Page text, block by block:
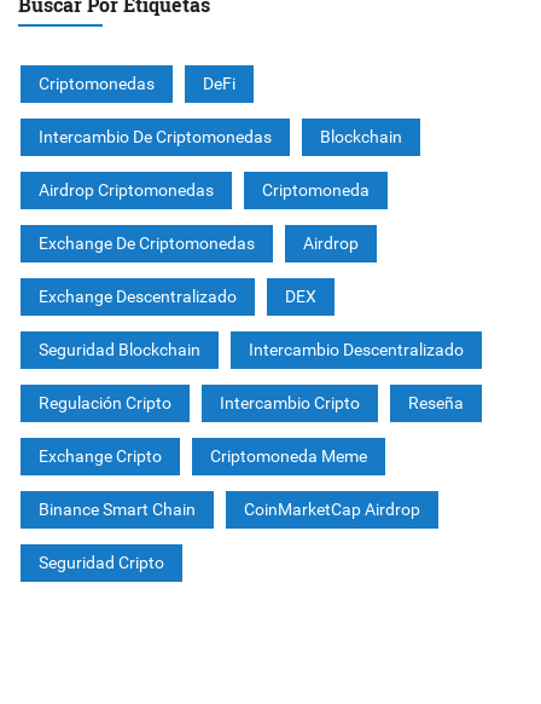
Criptomonedas DeFi
Intercambio De Criptomonedas Blockchain
Airdrop Criptomonedas Criptomoneda
Exchange De Criptomonedas Airdrop
Exchange Descentralizado DEX
Seguridad Blockchain Intercambio Descentralizado
Regulación Cripto Intercambio Cripto Reseña
Exchange Cripto Criptomoneda Meme
Binance Smart Chain CoinMarketCap Airdrop
Seguridad Cripto